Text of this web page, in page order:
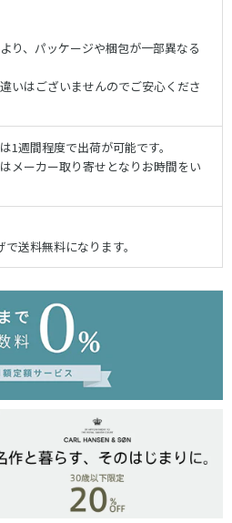
り、パッケージや梱包が一部異なる
いはございませんのでご安心くださ
1週間程度で出荷が可能です。
メーカー取り寄せとなりお時間をい
送料無料になります。